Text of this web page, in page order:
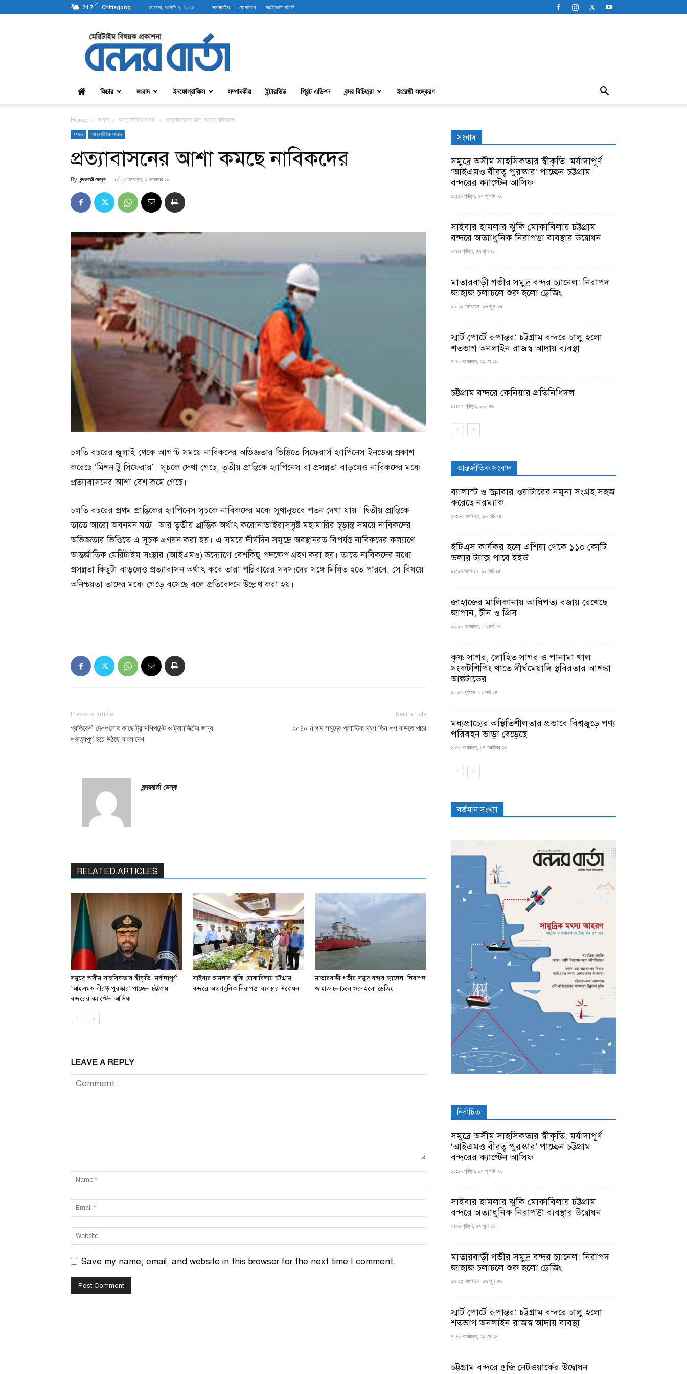
24.7 C Chittagong শুক্রবার, আগস্ট ৭, ২০২৬ সাবস্ক্রাইব যোগাযোগ প্রাইভেসি পলিসি
বন্দরবার্তা
ফিচার সংবাদ ইনফোগ্রাফিক্স সম্পাদকীয় ইন্টারভিউ প্রিন্ট এডিশন বন্দর বিচিত্রা ইংরেজী সংস্করণ
Home সংবাদ আন্তর্জাতিক সংবাদ প্রত্যাবাসনের আশা কমছে নাবিকদের
সংবাদ আন্তর্জাতিক সংবাদ
প্রত্যাবাসনের আশা কমছে নাবিকদের
By বন্দরবার্তা ডেস্ক - ১২:১৩ অপরাহ্ন, ১ নভেম্বর ২০
চলতি বছরের জুলাই থেকে আগস্ট সময়ে নাবিকদের অভিজ্ঞতার ভিত্তিতে সিফেরার্স হ্যাপিনেস ইনডেক্স প্রকাশ
করেছে ‘মিশন টু সিফেরার’। সূচকে দেখা গেছে, তৃতীয় প্রান্তিকে হ্যাপিনেস বা প্রসন্নতা বাড়লেও নাবিকদের মধ্যে
প্রত্যাবাসনের আশা বেশ কমে গেছে।
চলতি বছরের প্রথম প্রান্তিকের হ্যাপিনেস সূচকে নাবিকদের মধ্যে সুখানুভবে পতন দেখা যায়। দ্বিতীয় প্রান্তিকে
তাতে আরো অবনমন ঘটে। আর তৃতীয় প্রান্তিক অর্থাৎ করোনাভাইরাসসৃষ্ট মহামারির চূড়ান্ত সময়ে নাবিকদের
অভিজ্ঞতার ভিত্তিতে এ সূচক প্রণয়ন করা হয়। এ সময়ে দীর্ঘদিন সমুদ্রে অবস্থানরত বিপর্যস্ত নাবিকদের কল্যাণে
আন্তর্জাতিক মেরিটাইম সংস্থার (আইএমও) উদ্যোগে বেশকিছু পদক্ষেপ গ্রহণ করা হয়। তাতে নাবিকদের মধ্যে
প্রসন্নতা কিছুটা বাড়লেও প্রত্যাবাসন অর্থাৎ কবে তারা পরিবারের সদস্যদের সঙ্গে মিলিত হতে পারবে, সে বিষয়ে
অনিশ্চয়তা তাদের মধ্যে গেড়ে বসেছে বলে প্রতিবেদনে উল্লেখ করা হয়।
Previous article
প্রতিবেশী দেশগুলোর কাছে ট্রান্সশিপমেন্ট ও ট্রানজিটের জন্য
গুরুত্বপূর্ণ হয়ে উঠছে বাংলাদেশ
Next article
২০৪০ নাগাদ সমুদ্রে প্লাস্টিক দূষণ তিন গুণ বাড়তে পারে
বন্দরবার্তা ডেস্ক
RELATED ARTICLES
সমুদ্রে অসীম সাহসিকতার স্বীকৃতি: মর্যাদাপূর্ণ
‘আইএমও বীরত্ব পুরস্কার’ পাচ্ছেন চট্টগ্রাম
বন্দরের ক্যাপ্টেন আসিফ
সাইবার হামলার ঝুঁকি মোকাবিলায় চট্টগ্রাম
বন্দরে অত্যাধুনিক নিরাপত্তা ব্যবস্থার উদ্বোধন
মাতারবাড়ী গভীর সমুদ্র বন্দর চ্যানেল: নিরাপদ
জাহাজ চলাচলে শুরু হলো ড্রেজিং
LEAVE A REPLY
Save my name, email, and website in this browser for the next time I comment.
সংবাদ
সমুদ্রে অসীম সাহসিকতার স্বীকৃতি: মর্যাদাপূর্ণ
‘আইএমও বীরত্ব পুরস্কার’ পাচ্ছেন চট্টগ্রাম
বন্দরের ক্যাপ্টেন আসিফ
১১:১২ পূর্বাহ্ন, ১০ জুলাই ২৬
সাইবার হামলার ঝুঁকি মোকাবিলায় চট্টগ্রাম
বন্দরে অত্যাধুনিক নিরাপত্তা ব্যবস্থার উদ্বোধন
৮:২৬ পূর্বাহ্ন, ২৯ জুন ২৬
মাতারবাড়ী গভীর সমুদ্র বন্দর চ্যানেল: নিরাপদ
জাহাজ চলাচলে শুরু হলো ড্রেজিং
১০:২৫ অপরাহ্ন, ১৬ জুন ২৬
স্মার্ট পোর্টে রূপান্তর: চট্টগ্রাম বন্দরে চালু হলো
শতভাগ অনলাইন রাজস্ব আদায় ব্যবস্থা
৭:৪০ অপরাহ্ন, ২১ মে ২৬
চট্টগ্রাম বন্দরে কেনিয়ার প্রতিনিধিদল
১১:০০ পূর্বাহ্ন, ৬ মে ২৬
আন্তর্জাতিক সংবাদ
ব্যালাস্ট ও স্ক্রাবার ওয়াটারের নমুনা সংগ্রহ সহজ
করেছে নরম্যাক
১২:৩৩ অপরাহ্ন, ১২ মার্চ ২৪
ইটিএস কার্যকর হলে এশিয়া থেকে ১১০ কোটি
ডলার ট্যাক্স পাবে ইইউ
১২:১৯ অপরাহ্ন, ১২ মার্চ ২৪
জাহাজের মালিকানায় আধিপত্য বজায় রেখেছে
জাপান, চীন ও গ্রিস
১২:১০ অপরাহ্ন, ১২ মার্চ ২৪
কৃষ্ণ সাগর, লোহিত সাগর ও পানামা খাল
সংকটশিপিং খাতে দীর্ঘমেয়াদি স্থবিরতার আশঙ্কা
আঙ্কটাডের
১১:৫২ পূর্বাহ্ন, ১২ মার্চ ২৪
মধ্যপ্রাচ্যের অস্থিতিশীলতার প্রভাবে বিশ্বজুড়ে পণ্য
পরিবহন ভাড়া বেড়েছে
৬:৩০ অপরাহ্ন, ১৭ অক্টোবর ২৩
বর্তমান সংখ্যা
নির্বাচিত
সমুদ্রে অসীম সাহসিকতার স্বীকৃতি: মর্যাদাপূর্ণ
‘আইএমও বীরত্ব পুরস্কার’ পাচ্ছেন চট্টগ্রাম
বন্দরের ক্যাপ্টেন আসিফ
১১:১২ পূর্বাহ্ন, ১০ জুলাই ২৬
সাইবার হামলার ঝুঁকি মোকাবিলায় চট্টগ্রাম
বন্দরে অত্যাধুনিক নিরাপত্তা ব্যবস্থার উদ্বোধন
৮:২৬ পূর্বাহ্ন, ২৯ জুন ২৬
মাতারবাড়ী গভীর সমুদ্র বন্দর চ্যানেল: নিরাপদ
জাহাজ চলাচলে শুরু হলো ড্রেজিং
১০:২৫ অপরাহ্ন, ১৬ জুন ২৬
স্মার্ট পোর্টে রূপান্তর: চট্টগ্রাম বন্দরে চালু হলো
শতভাগ অনলাইন রাজস্ব আদায় ব্যবস্থা
৭:৪০ অপরাহ্ন, ২১ মে ২৬
চট্টগ্রাম বন্দরে ৫জি নেটওয়ার্কের উদ্বোধন